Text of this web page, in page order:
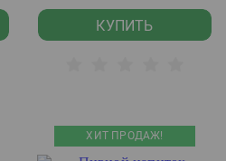
КУПИТЬ
ХИТ ПРОДАЖ!